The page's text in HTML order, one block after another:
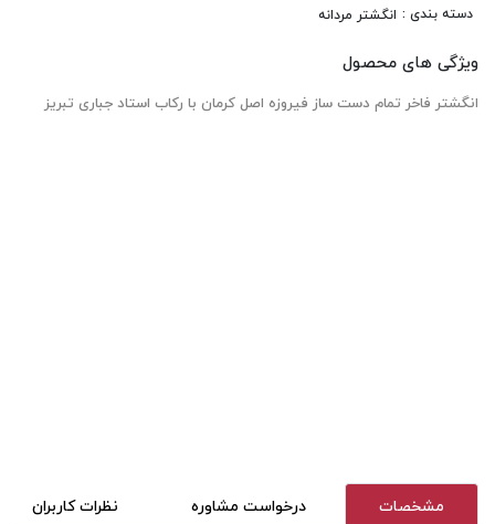
دسته بندی : انگشتر مردانه
ویژگی های محصول
انگشتر فاخر تمام دست ساز فیروزه اصل کرمان با رکاب استاد جباری تبریز
مشخصات درخواست مشاوره نظرات کاربران